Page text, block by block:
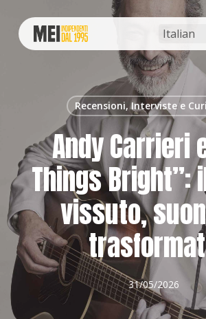
main
Recensioni, Interviste e
Andy Carrieri
Things Bright”:
vissuto,
31/05/2026